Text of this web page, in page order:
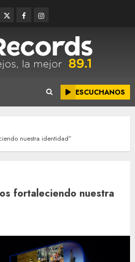
TwitterFacebookInstagram
ESCUCHANOS
nuestra identidad”
fortaleciendo nuestra